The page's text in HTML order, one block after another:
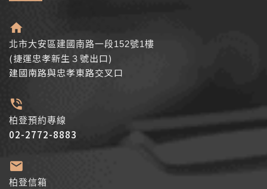
北市大安區建國南路一段152號1樓
(捷運忠孝新生３號出口)
建國南路與忠孝東路交叉口
柏登預約專線
02-2772-8883
柏登信箱